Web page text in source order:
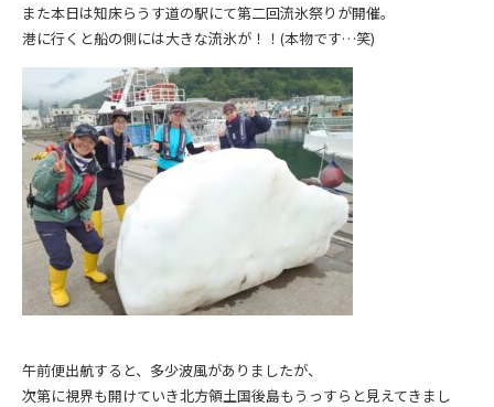
また本日は知床らうす道の駅にて第二回流氷祭りが開催。
港に行くと船の側には大きな流氷が！！(本物です…笑)
午前便出航すると、多少波風がありましたが、
次第に視界も開けていき北方領土国後島もうっすらと見えてきまし